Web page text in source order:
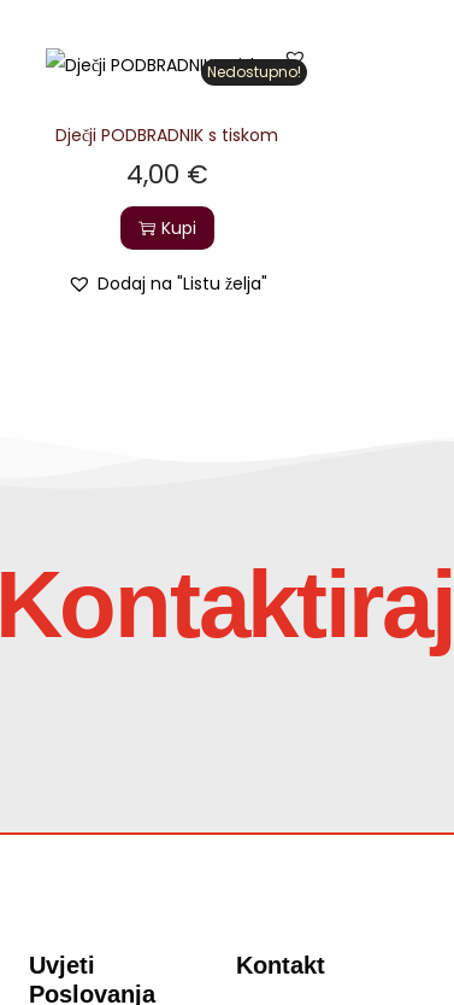
Nedostupno!
Dječji PODBRADNIK s tiskom
4,00 €
Kupi
Dodaj na "Listu želja"
Uvjeti
Poslovanja
Kontakt